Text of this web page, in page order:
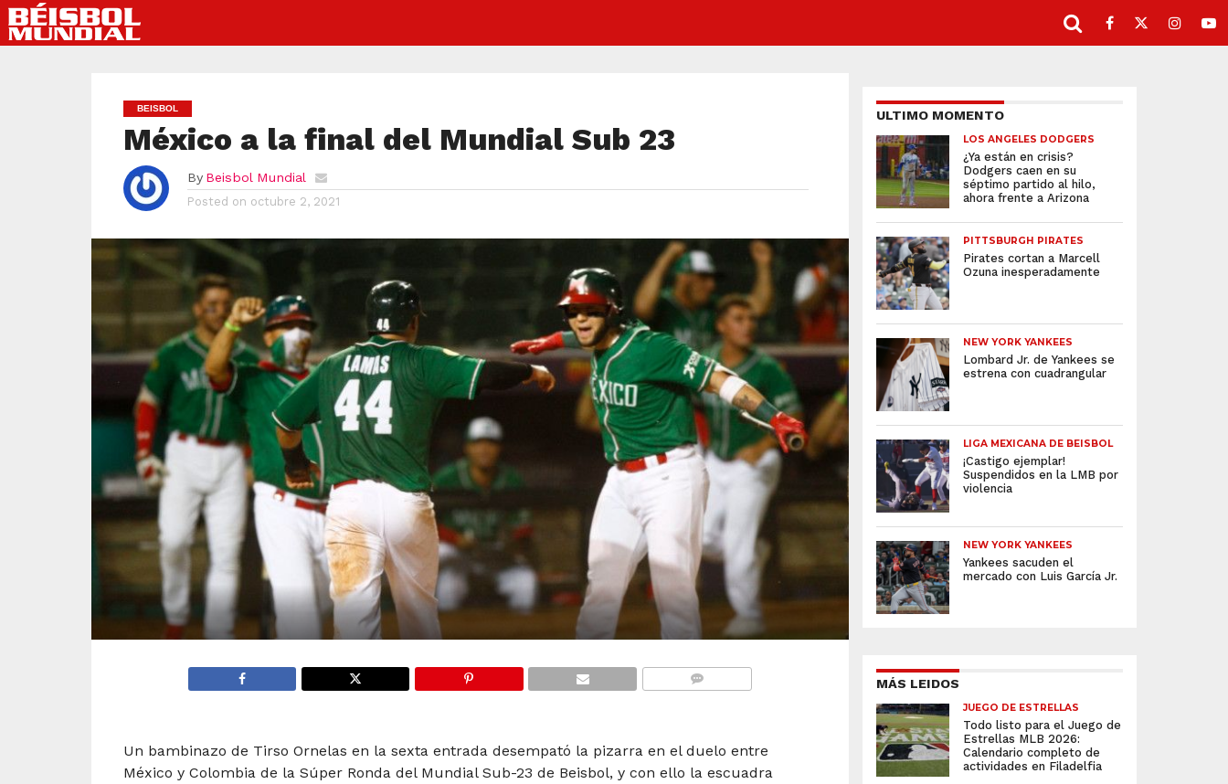
BEISBOL
México a la final del Mundial Sub 23
By Beisbol Mundial
Posted on octubre 2, 2021
Un bambinazo de Tirso Ornelas en la sexta entrada desempató la pizarra en el duelo entre
México y Colombia de la Súper Ronda del Mundial Sub-23 de Beisbol, y con ello la escuadra
ULTIMO MOMENTO
LOS ANGELES DODGERS
¿Ya están en crisis?
Dodgers caen en su
séptimo partido al hilo,
ahora frente a Arizona
PITTSBURGH PIRATES
Pirates cortan a Marcell
Ozuna inesperadamente
NEW YORK YANKEES
Lombard Jr. de Yankees se
estrena con cuadrangular
LIGA MEXICANA DE BEISBOL
¡Castigo ejemplar!
Suspendidos en la LMB por
violencia
NEW YORK YANKEES
Yankees sacuden el
mercado con Luis García Jr.
MÁS LEIDOS
JUEGO DE ESTRELLAS
Todo listo para el Juego de
Estrellas MLB 2026:
Calendario completo de
actividades en Filadelfia